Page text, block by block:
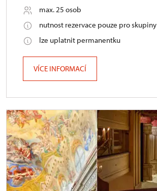
max. 25 osob
nutnost rezervace pouze pro skupiny
lze uplatnit permanentku
VÍCE INFORMACÍ